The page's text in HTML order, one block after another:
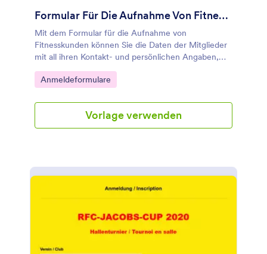
Formular Für Die Aufnahme Von Fitnesskunden
Mit dem Formular für die Aufnahme von
Fitnesskunden können Sie die Daten der Mitglieder
mit all ihren Kontakt- und persönlichen Angaben,
Kontaktinformationen für Notfälle, Gesundheits-
und Medikamentenanamnese, Angaben zu
Trainingsgewohnheiten, Verfügbarkeitsstatus auf
wöchentlicher und täglicher Basis sowie ihre
Trainingsziele erfassen. Das Formular ist mit einem
gebeten wird, seine Zustimmung zu geben, indem
er das Dokument e-signiert. Die Vorlage ist
reaktionsschnell und vollständig anpassbar. Sie
Formulargenerators von Jotform Felder hinzufügen,
entfernen oder ändern, die Farben, Schriftarten und
den Hintergrund ändern, das Formular in mehr als
50 Anwendungen integrieren und es entweder in
Go to Category:
Anmeldeformulare
Vorlage verwenden